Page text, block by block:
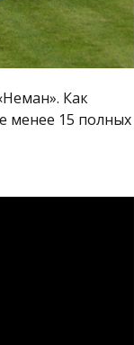
Как
менее 15 полных